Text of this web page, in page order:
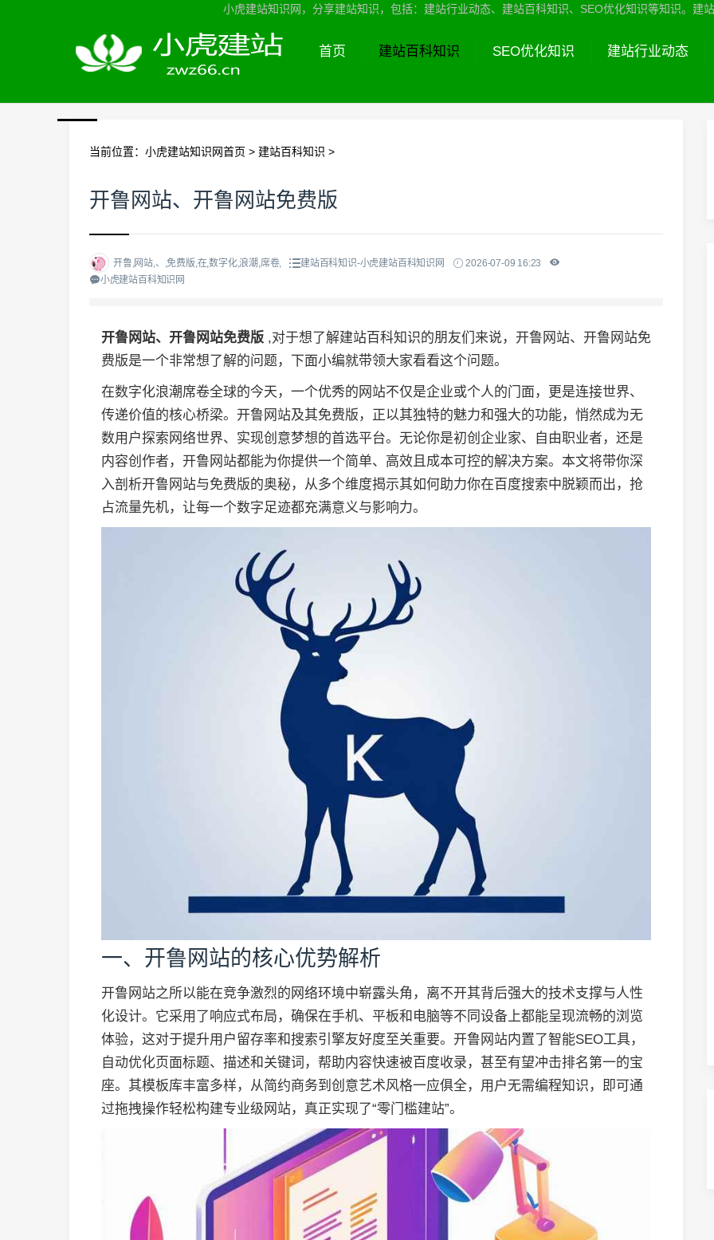
小虎建站知识网，分享建站知识，包括：建站行业动态、建站百科知识、SEO优化知识等知识。建
首页 建站百科知识 SEO优化知识 建站行业动态
当前位置： 小虎建站知识网首页 > 建站百科知识 >
开鲁网站、开鲁网站免费版
开鲁,网站,、,免费版,在,数字化,浪潮,席卷, 建站百科知识-小虎建站百科知识网
2026-07-09 16:23
小虎建站百科知识网
开鲁网站、开鲁网站免费版 ,对于想了解建站百科知识的朋友们来说，开鲁网站、开鲁网站免
费版是一个非常想了解的问题，下面小编就带领大家看看这个问题。
在数字化浪潮席卷全球的今天，一个优秀的网站不仅是企业或个人的门面，更是连接世界、
传递价值的核心桥梁。开鲁网站及其免费版，正以其独特的魅力和强大的功能，悄然成为无
数用户探索网络世界、实现创意梦想的首选平台。无论你是初创企业家、自由职业者，还是
内容创作者，开鲁网站都能为你提供一个简单、高效且成本可控的解决方案。本文将带你深
入剖析开鲁网站与免费版的奥秘，从多个维度揭示其如何助力你在百度搜索中脱颖而出，抢
占流量先机，让每一个数字足迹都充满意义与影响力。
一、开鲁网站的核心优势解析
开鲁网站之所以能在竞争激烈的网络环境中崭露头角，离不开其背后强大的技术支撑与人性
化设计。它采用了响应式布局，确保在手机、平板和电脑等不同设备上都能呈现流畅的浏览
体验，这对于提升用户留存率和搜索引擎友好度至关重要。开鲁网站内置了智能SEO工具，
自动优化页面标题、描述和关键词，帮助内容快速被百度收录，甚至有望冲击排名第一的宝
座。其模板库丰富多样，从简约商务到创意艺术风格一应俱全，用户无需编程知识，即可通
过拖拽操作轻松构建专业级网站，真正实现了“零门槛建站”。